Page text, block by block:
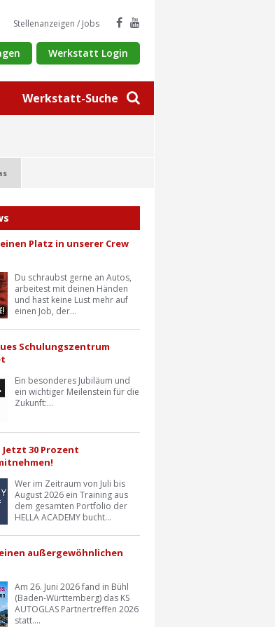
Werkstatt-Suche
Stellenanzeigen / Jobs
Werkstatt Login
Platz in unserer Crew
Du schraubst gerne an Autos,
arbeitest mit deinen Händen
und hast keine Lust mehr auf
einen Job, der...
Schulungszentrum
Ein besonderes Jubiläum und
ein wichtiger Meilenstein für die
Zukunft:...
Jetzt 30 Prozent
Wer im Zeitraum von Juli bis
August 2026 ein Training aus
dem gesamten Portfolio der
HELLA ACADEMY bucht...
außergewöhnlichen
Am 26. Juni 2026 fand in Bühl
(Baden-Württemberg) das KS
AUTOGLAS Partnertreffen 2026
statt....